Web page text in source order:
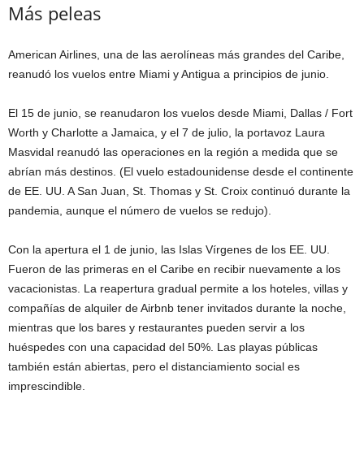
Más peleas
American Airlines, una de las aerolíneas más grandes del Caribe,
reanudó los vuelos entre Miami y Antigua a principios de junio.
El 15 de junio, se reanudaron los vuelos desde Miami, Dallas / Fort
Worth y Charlotte a Jamaica, y el 7 de julio, la portavoz Laura
Masvidal reanudó las operaciones en la región a medida que se
abrían más destinos. (El vuelo estadounidense desde el continente
de EE. UU. A San Juan, St. Thomas y St. Croix continuó durante la
pandemia, aunque el número de vuelos se redujo).
Con la apertura el 1 de junio, las Islas Vírgenes de los EE. UU.
Fueron de las primeras en el Caribe en recibir nuevamente a los
vacacionistas. La reapertura gradual permite a los hoteles, villas y
compañías de alquiler de Airbnb tener invitados durante la noche,
mientras que los bares y restaurantes pueden servir a los
huéspedes con una capacidad del 50%. Las playas públicas
también están abiertas, pero el distanciamiento social es
imprescindible.